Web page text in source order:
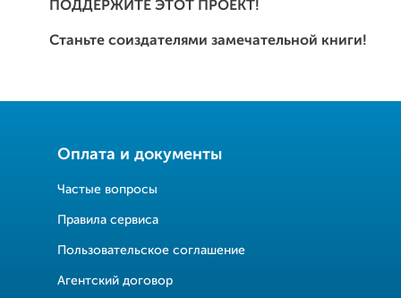
ПОДДЕРЖИТЕ ЭТОТ ПРОЕКТ!
Станьте соиздателями замечательной книги!
Оплата и документы
Частые вопросы
Правила сервиса
Пользовательское соглашение
Агентский договор